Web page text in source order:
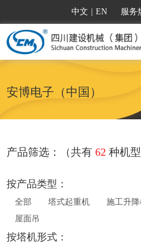
中文 EN 服务
安博电子（中国）
产品筛选：（共有62 种机型
按产品类型：
全部 塔式起重机 施工升
屋面吊
按塔机形式：